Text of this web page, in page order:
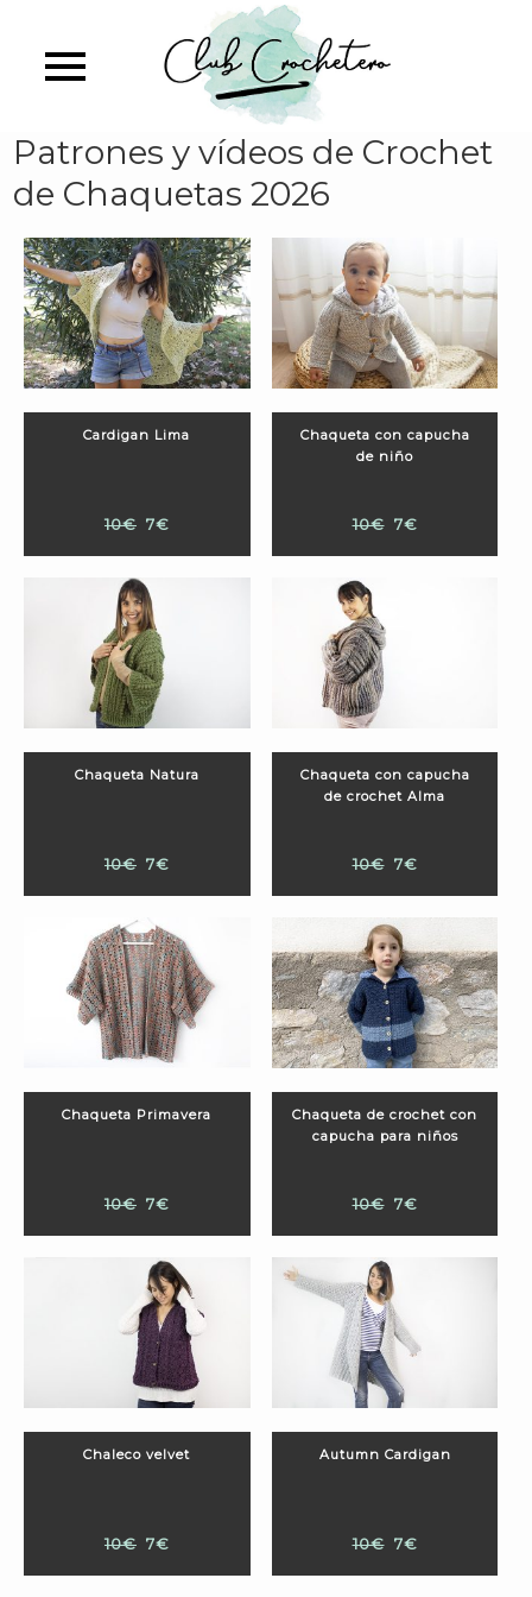
main
Patrones y vídeos de Crochet
de Chaquetas 2026
Cardigan Lima
10€ 7€
Chaqueta con capucha
de niño
10€ 7€
Chaqueta Natura
10€ 7€
Chaqueta con capucha
de crochet Alma
10€ 7€
Chaqueta Primavera
10€ 7€
Chaqueta de crochet con
capucha para niños
10€ 7€
Chaleco velvet
10€ 7€
Autumn Cardigan
10€ 7€